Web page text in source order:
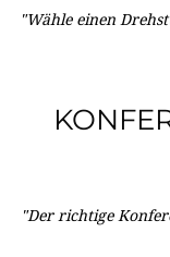
"Wähle einen
"Der richtige